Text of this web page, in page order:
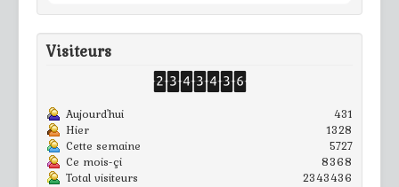
Visiteurs
Aujourd'hui
431
Hier
1328
Cette semaine
5727
Ce mois-çi
8368
Total visiteurs
2343436